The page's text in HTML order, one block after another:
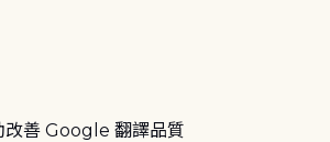
改善 Google 翻譯品質